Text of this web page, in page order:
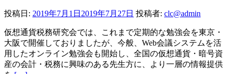
投稿日: 2019年7月1日 2019年7月27日 投稿者: clc@admin
仮想通貨税務研究会では、これまで定期的な勉強会を東京・
大阪で開催しておりましたが、今般、Web会議システムを活
用したオンライン勉強会も開始し、全国の仮想通貨・暗号資
産の会計・税務に興味のある先生方に、より一層の情報提供